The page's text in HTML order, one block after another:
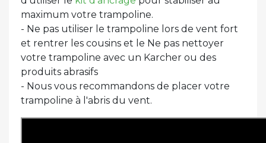
maximum votre trampoline.
- Ne pas utiliser le trampoline lors de vent fort
et rentrer les cousins et le Ne pas nettoyer
votre trampoline avec un Karcher ou des
produits abrasifs
- Nous vous recommandons de placer votre
trampoline à l'abris du vent.